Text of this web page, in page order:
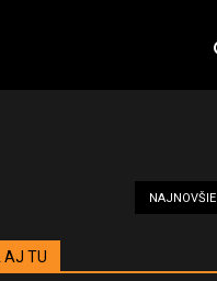
NAJNOVŠIE
AJ TU